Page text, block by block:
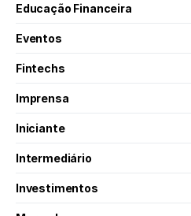
Educação Financeira
Eventos
Fintechs
Imprensa
Iniciante
Intermediário
Investimentos